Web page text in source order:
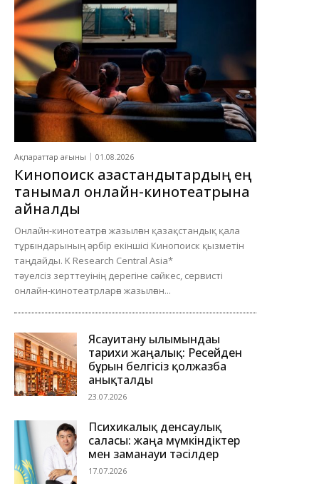
Ақпараттар ағыны 01.08.2026
Кинопоиск қазақстандықтардың ең
танымал онлайн-кинотеатрына
айналды
Онлайн-кинотеатрға жазылған қазақстандық қала
тұрғындарының әрбір екіншісі Кинопоиск қызметін
таңдайды. K Research Central Asia*
тәуелсіз зерттеуінің дерегіне сәйкес, сервисті
онлайн-кинотеатрларға жазылған...
Ясауитану ғылымындағы
тарихи жаңалық: Ресейден
бұрын белгісіз қолжазба
анықталды
23.07.2026
Психикалық денсаулық
саласы: жаңа мүмкіндіктер
мен заманауи тәсілдер
17.07.2026